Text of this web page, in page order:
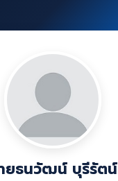
ค้นหาบุคลากร
เกี่ยวกับเรา
ติดต่อเรา
ยธนวัฒน์ บุรีรัตน์